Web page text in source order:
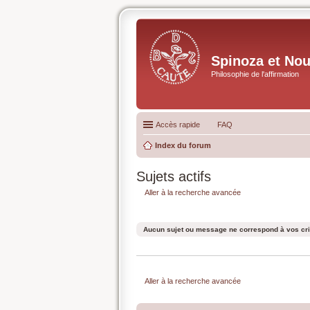
Spinoza et
Philosophie de l'affirmation
Accès rapide FAQ
Index du forum
Sujets actifs
Aller à la recherche avancée
Aucun sujet ou message ne correspond à vos
Aller à la recherche avancée